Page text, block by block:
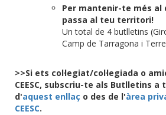
Per mantenir-te més al
passa al teu territori!
Un total de 4 butlletins
Camp de Tarragona i
>>Si ets col·legiat/col·legiada o
CEESC, subscriu-te als Butlletins a
d'aquest enllaç o des de l'àrea
CEESC.